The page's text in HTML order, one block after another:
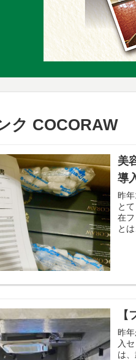
ク COCORAW
美
導
昨
と
在
と
昨
入
は